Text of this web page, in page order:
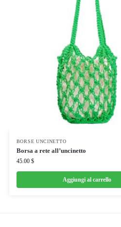
BORSE UNCINETTO
Borsa a rete all’uncinetto
45.00 $
Aggiungi al carrello